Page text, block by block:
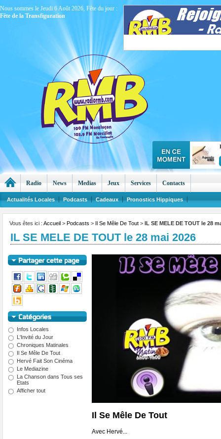
Vous êtes ici : Accueil > Podcasts > Il Se Mêle De Tout > IL SE MELE DE TOUT le 28
IL SE MELE DE TOUT le 28 mai 2026
Il Se Mêle De Tout
Avec Hervé...
Infos Locales
L'Invité du Jour
Chroniques Matinales
Il Se Mêle De Tout
Hervé Fait Son Cinéma
Le Mediazine
La Chanson dans Tous ses
Etats
Afficher tout
Radio News Medias Jeux Services Contacts
Actualités Locales Podcasts Cadeaux Pronostics Hippiques
Nous sommes le Jeudi 6 Août 2026, Fête du jour :
Fête de la Transfiguration